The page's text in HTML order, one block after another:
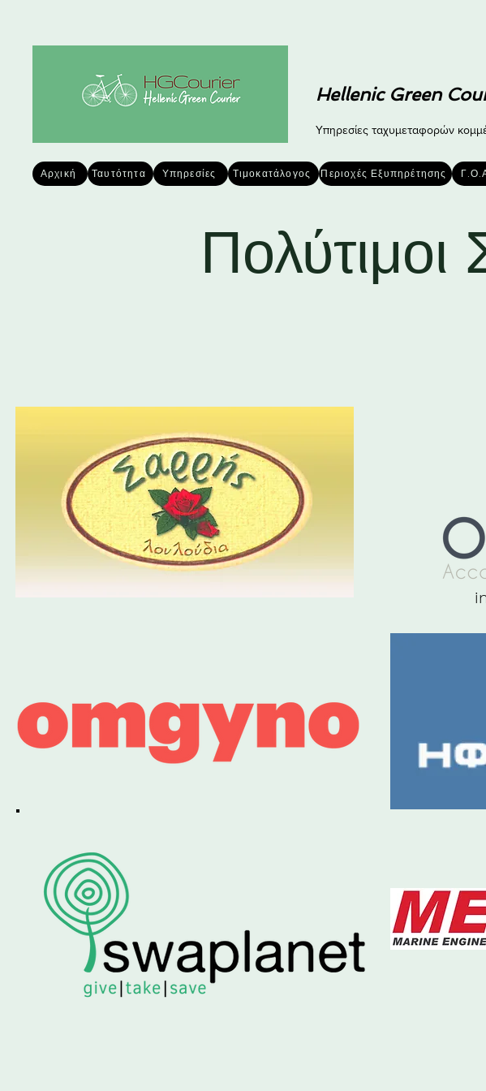
Hellenic Green
Υπηρεσίες ταχυμεταφορών
Αρχική Ταυτότητα Υπηρεσίες Τιμοκατάλογος Περιοχές Εξυπηρέτησης
Πολύτιμοι